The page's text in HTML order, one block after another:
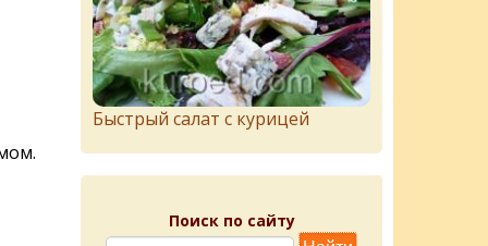
Быстрый салат с курицей
Поиск по сайту